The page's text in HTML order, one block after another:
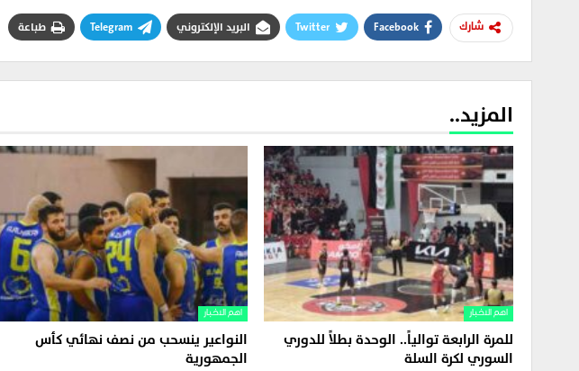
شارك Facebook
Twitter البريد الإلكتروني Telegram طباعة
المزيد..
اهم الاخبار
للمرة الرابعة توالياً.. الوحدة بطلاً للدوري
السوري لكرة السلة
اهم الاخبار
النواعير ينسحب من نصف نهائي كأس
الجمهورية